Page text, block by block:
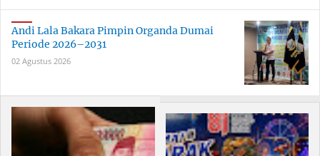
Andi Lala Bakara Pimpin Organda Dumai
Periode 2026–2031
02 Agustus 2026